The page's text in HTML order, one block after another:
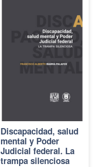
Discapacidad, salud
mental y Poder
Judicial federal. La
trampa silenciosa